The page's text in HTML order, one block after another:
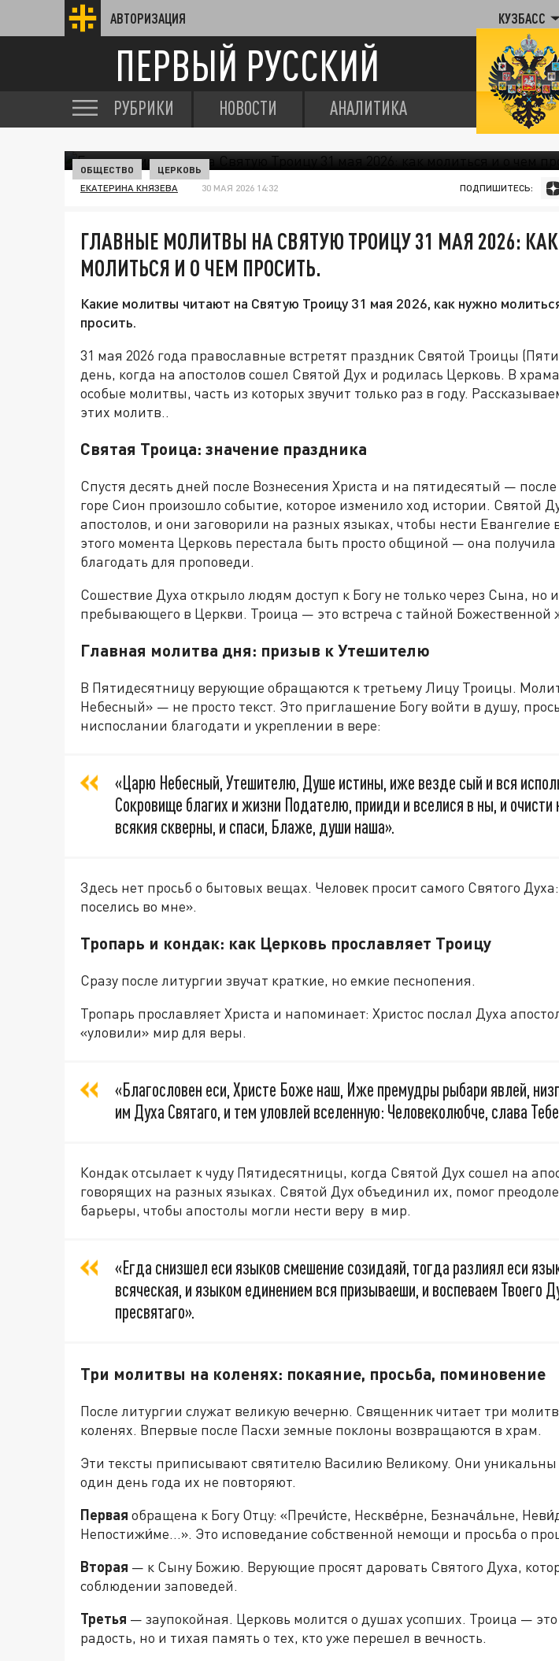
АВТОРИЗАЦИЯ КУЗБАСС
ПЕРВЫЙ РУССКИЙ
РУБРИКИ НОВОСТИ АНАЛИТИКА
ОБЩЕСТВО ЦЕРКОВЬ
ЕКАТЕРИНА КНЯЗЕВА 30 МАЯ 2026 14:32 ПОДПИШИТЕСЬ:
ГЛАВНЫЕ МОЛИТВЫ НА СВЯТУЮ ТРОИЦУ 31 МАЯ 2026: КАК
МОЛИТЬСЯ И О ЧЕМ ПРОСИТЬ.
Какие молитвы читают на Святую Троицу 31 мая 2026, как нужно
просить.
31 мая 2026 года православные встретят праздник Святой Троицы
день, когда на апостолов сошел Святой Дух и родилась Церковь. В
особые молитвы, часть из которых звучит только раз в году.
этих молитв..
Святая Троица: значение праздника
Спустя десять дней после Вознесения Христа и на пятидесятый —
горе Сион произошло событие, которое изменило ход истории. Святой
апостолов, и они заговорили на разных языках, чтобы нести Евангелие
этого момента Церковь перестала быть просто общиной — она получила
благодать для проповеди.
Сошествие Духа открыло людям доступ к Богу не только через Сына, но
пребывающего в Церкви. Троица — это встреча с тайной Божественной
Главная молитва дня: призыв к Утешителю
В Пятидесятницу верующие обращаются к третьему Лицу Троицы.
Небесный» — не просто текст. Это приглашение Богу войти в душу,
ниспослании благодати и укреплении в вере:
«Царю Небесный, Утешителю, Душе истины, иже везде сый и вся
Сокровище благих и жизни Подателю, прииди и вселися в ны, и очисти
всякия скверны, и спаси, Блаже, души наша».
Здесь нет просьб о бытовых вещах. Человек просит самого Святого
поселись во мне».
Тропарь и кондак: как Церковь прославляет Троицу
Сразу после литургии звучат краткие, но емкие песнопения.
Тропарь прославляет Христа и напоминает: Христос послал Духа
«уловили» мир для веры.
«Благословен еси, Христе Боже наш, Иже премудры рыбари явлей,
им Духа Святаго, и тем уловлей вселенную: Человеколюбче, слава
Кондак отсылает к чуду Пятидесятницы, когда Святой Дух сошел на
говорящих на разных языках. Святой Дух объединил их, помог
барьеры, чтобы апостолы могли нести веру в мир.
«Егда снизшел еси языков смешение созидаяй, тогда разлиял еси
всяческая, и языком единением вся призываеши, и воспеваем Твоего
пресвятаго».
Три молитвы на коленях: покаяние, просьба, поминовение
После литургии служат великую вечерню. Священник читает три
коленях. Впервые после Пасхи земные поклоны возвращаются в храм.
Эти тексты приписывают святителю Василию Великому. Они
один день года их не повторяют.
Первая обращена к Богу Отцу: «Пречи́сте, Нескве́рне, Безнача́льне,
Непостижи́ме…». Это исповедание собственной немощи и просьба о
Вторая — к Сыну Божию. Верующие просят даровать Святого Духа,
соблюдении заповедей.
Третья — заупокойная. Церковь молится о душах усопших. Троица — это
радость, но и тихая память о тех, кто уже перешел в вечность.